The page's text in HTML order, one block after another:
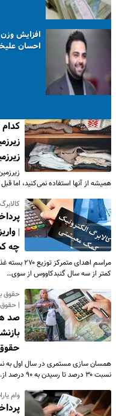
افزایش
احسان
کدام
همیشه از آنها استفاده نمی‌کنید، اما
چه
مراسم
کمتر از سه سال گنبدکاووس از سوی…
حقوق
| حقوق
صد
نسبت ۳۰ درصد تا رسیدن به ۹۰ درصد از…
وام